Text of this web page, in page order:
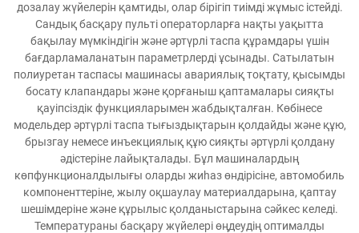
дозалау жүйелерін қамтиды, олар бірігіп тиімді жұмыс істейді.
Сандық басқару пульті операторларға нақты уақытта
бақылау мүмкіндігін және әртүрлі таспа құрамдары үшін
бағдарламаланатын параметрлерді ұсынады. Сатылатын
полиуретан таспасы машинасы авариялық тоқтату, қысымды
босату клапандары және қорғаныш қаптамалары сияқты
қауіпсіздік функцияларымен жабдықталған. Көбінесе
модельдер әртүрлі таспа тығыздықтарын қолдайды және құю,
брызгау немесе инъекциялық құю сияқты әртүрлі қолдану
әдістеріне лайықталады. Бұл машиналардың
көпфункционалдылығы оларды жиһаз өндірісіне, автомобиль
компоненттеріне, жылу оқшаулау материалдарына, қаптау
шешімдеріне және құрылыс қолданыстарына сәйкес келеді.
Температураны басқару жүйелері өңдеудің оптималды